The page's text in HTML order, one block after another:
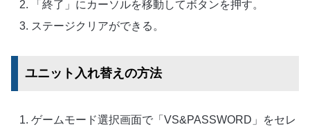
「終了」にカーソルを移動してボタンを押す。
ステージクリアができる。
ユニット入れ替えの方法
ゲームモード選択画面で「VS&PASSWORD」をセレ